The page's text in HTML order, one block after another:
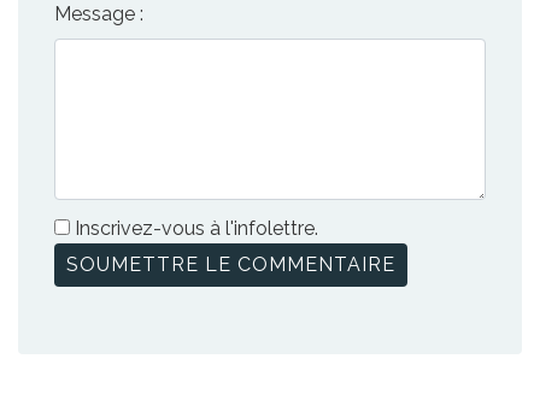
Message :
Inscrivez-vous à l'infolettre.